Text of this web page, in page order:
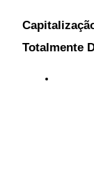
Guia para
Totalmente